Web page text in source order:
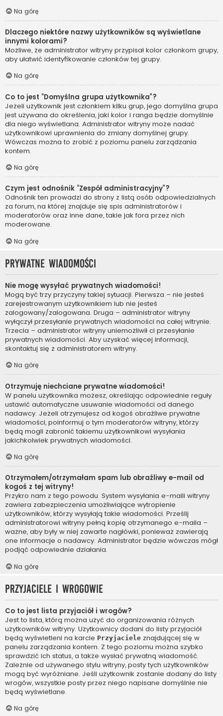
Na górę
Dlaczego niektóre nazwy użytkowników są wyświetlane
innymi kolorami?
Możliwe, że administrator witryny przypisał kolor członkom grupy,
aby ułatwić identyfikowanie członków tej grupy.
Na górę
Co to jest “Domyślna grupa użytkownika”?
Jeżeli użytkownik jest członkiem kilku grup, jego domyślna grupa
jest używana do określenia, jaki kolor i ranga będzie domyślnie
dla niego wyświetlana. Administrator witryny może nadać
użytkownikowi uprawnienia do zmiany domyślnej grupy.
Wówczas można to zrobić z poziomu panelu zarządzania
kontem.
Na górę
Czym jest odnośnik “Zespół administracyjny”?
Odnośnik ten prowadzi do strony z listą osób odpowiedzialnych
za forum, na której znajduje się spis administratorów i
moderatorów oraz inne dane, takie jak fora przez nich
moderowane.
Na górę
Prywatne wiadomości
Nie mogę wysyłać prywatnych wiadomości!
Mogą być trzy przyczyny takiej sytuacji. Pierwsza – nie jesteś
zarejestrowanym użytkownikiem lub nie jesteś
zalogowany/zalogowana. Druga – administrator witryny
wyłączył przesyłanie prywatnych wiadomości na całej witrynie.
Trzecia – administrator witryny uniemożliwił ci przesyłanie
prywatnych wiadomości. Aby uzyskać więcej informacji,
skontaktuj się z administratorem witryny.
Na górę
Otrzymuję niechciane prywatne wiadomości!
W panelu użytkownika możesz, określając odpowiednie reguły
ustawić automatyczne usuwanie wiadomości od danego
nadawcy. Jeżeli otrzymujesz od kogoś obraźliwe prywatne
wiadomości, poinformuj o tym moderatorów witryny, którzy
będą mogli zabronić takiemu użytkownikowi wysyłania
jakichkolwiek prywatnych wiadomości.
Na górę
Otrzymałem/otrzymałam spam lub obraźliwy e-mail od
kogoś z tej witryny!
Przykro nam z tego powodu. System wysyłania e-maili witryny
zawiera zabezpieczenia umożliwiające wytropienie
użytkowników, którzy wysyłają takie wiadomości. Prześlij
administratorowi witryny pełną kopię otrzymanego e-maila –
ważne, aby były w niej zawarte nagłówki, ponieważ zawierają
one informacje o nadawcy. Administrator będzie wówczas mógł
podjąć odpowiednie działania.
Na górę
Przyjaciele i wrogowie
Co to jest lista przyjaciół i wrogów?
Jest to lista, którą można użyć do organizowania różnych
użytkowników witryny. Użytkownicy dodani do listy przyjaciół
będą wyświetleni na karcie Przyjaciele znajdującej się w
panelu zarządzania kontem. Z tego poziomu można szybko
sprawdzić ich status, a także wysłać prywatną wiadomość.
Zależnie od używanego stylu witryny, posty tych użytkowników
mogą być wyróżniane. Jeśli użytkownik zostanie dodany do listy
wrogów, wszystkie posty przez niego napisane domyślnie nie
będą wyświetlane.
Na górę